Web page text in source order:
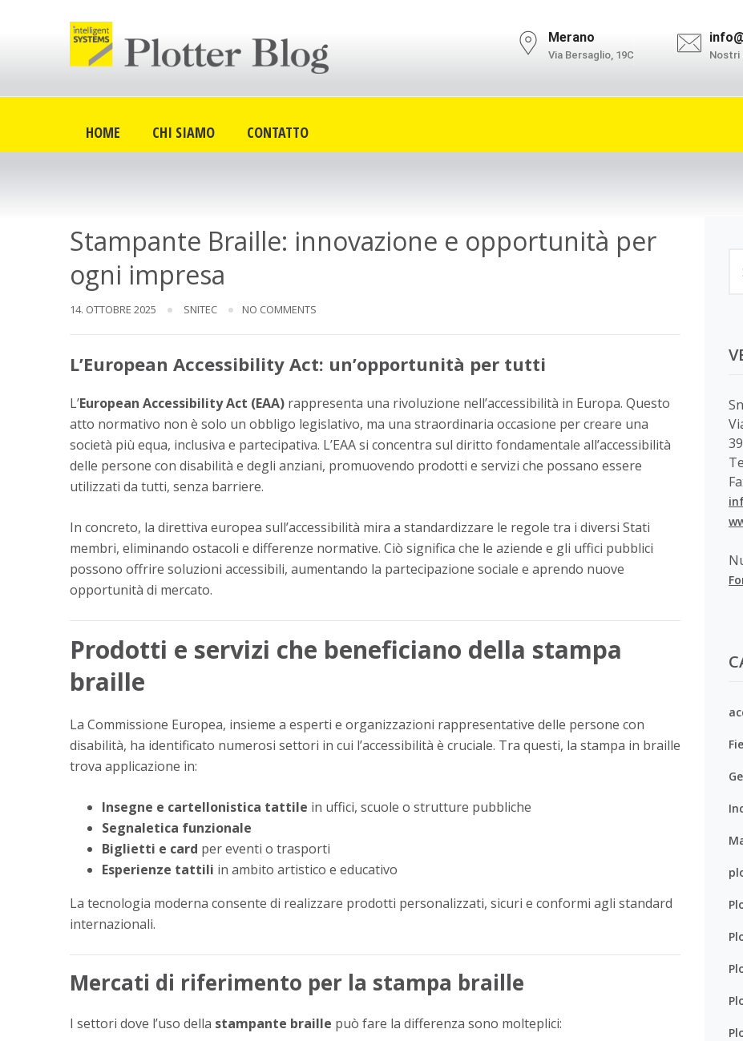
Merano
Via Bersaglio, 19C Nostri
HOME CHI SIAMO CONTATTO
Stampante Braille: innovazione e opportunità per
ogni impresa
14. OTTOBRE 2025 SNITEC NO COMMENTS
L’European Accessibility Act: un’opportunità per tutti
L’European Accessibility Act (EAA) rappresenta una rivoluzione nell’accessibilità in Europa. Questo
atto normativo non è solo un obbligo legislativo, ma una straordinaria occasione per creare una
società più equa, inclusiva e partecipativa. L’EAA si concentra sul diritto fondamentale all’accessibilità
delle persone con disabilità e degli anziani, promuovendo prodotti e servizi che possano essere
utilizzati da tutti, senza barriere.
In concreto, la direttiva europea sull’accessibilità mira a standardizzare le regole tra i diversi Stati
membri, eliminando ostacoli e differenze normative. Ciò significa che le aziende e gli uffici pubblici
possono offrire soluzioni accessibili, aumentando la partecipazione sociale e aprendo nuove
opportunità di mercato.
Prodotti e servizi che beneficiano della stampa
braille
La Commissione Europea, insieme a esperti e organizzazioni rappresentative delle persone con
disabilità, ha identificato numerosi settori in cui l’accessibilità è cruciale. Tra questi, la stampa in braille
trova applicazione in:
Insegne e cartellonistica tattile in uffici, scuole o strutture pubbliche
Segnaletica funzionale
Biglietti e card per eventi o trasporti
Esperienze tattili in ambito artistico e educativo
La tecnologia moderna consente di realizzare prodotti personalizzati, sicuri e conformi agli standard
internazionali.
Mercati di riferimento per la stampa braille
I settori dove l’uso della stampante braille può fare la differenza sono molteplici:
l'informativa privacy.